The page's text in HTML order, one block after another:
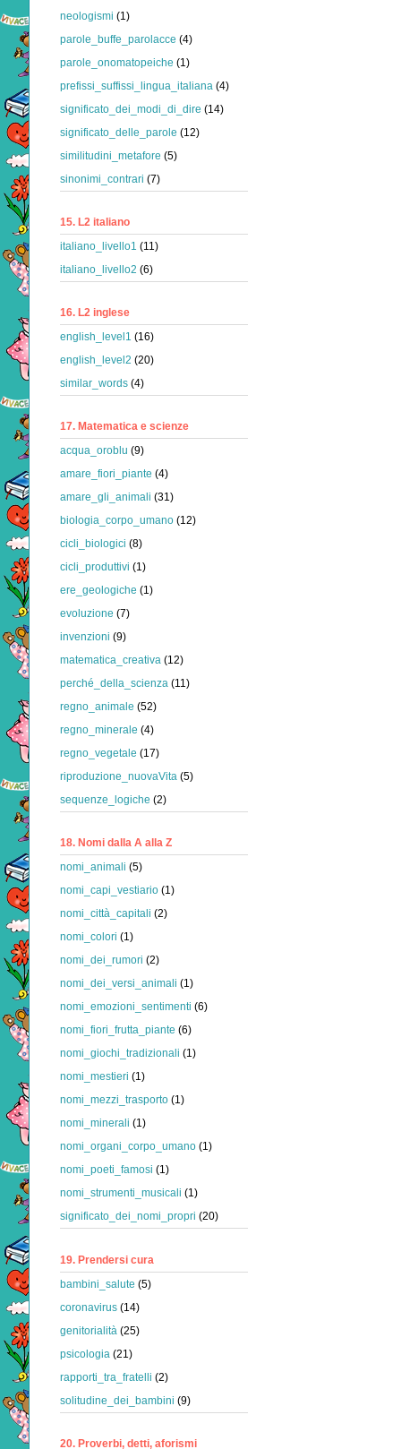
neologismi (1)
parole_buffe_parolacce (4)
parole_onomatopeiche (1)
prefissi_suffissi_lingua_italiana (4)
significato_dei_modi_di_dire (14)
significato_delle_parole (12)
similitudini_metafore (5)
sinonimi_contrari (7)
15. L2 italiano
italiano_livello1 (11)
italiano_livello2 (6)
16. L2 inglese
english_level1 (16)
english_level2 (20)
similar_words (4)
17. Matematica e scienze
acqua_oroblu (9)
amare_fiori_piante (4)
amare_gli_animali (31)
biologia_corpo_umano (12)
cicli_biologici (8)
cicli_produttivi (1)
ere_geologiche (1)
evoluzione (7)
invenzioni (9)
matematica_creativa (12)
perché_della_scienza (11)
regno_animale (52)
regno_minerale (4)
regno_vegetale (17)
riproduzione_nuovaVita (5)
sequenze_logiche (2)
18. Nomi dalla A alla Z
nomi_animali (5)
nomi_capi_vestiario (1)
nomi_città_capitali (2)
nomi_colori (1)
nomi_dei_rumori (2)
nomi_dei_versi_animali (1)
nomi_emozioni_sentimenti (6)
nomi_fiori_frutta_piante (6)
nomi_giochi_tradizionali (1)
nomi_mestieri (1)
nomi_mezzi_trasporto (1)
nomi_minerali (1)
nomi_organi_corpo_umano (1)
nomi_poeti_famosi (1)
nomi_strumenti_musicali (1)
significato_dei_nomi_propri (20)
19. Prendersi cura
bambini_salute (5)
coronavirus (14)
genitorialità (25)
psicologia (21)
rapporti_tra_fratelli (2)
solitudine_dei_bambini (9)
20. Proverbi, detti, aforismi